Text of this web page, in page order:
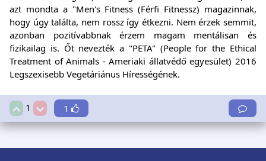
azt mondta a "Men's Fitness (Férfi Fitnessz) magazinnak,
hogy úgy találta, nem rossz így étkezni. Nem érzek semmit,
azonban pozitívabbnak érzem magam mentálisan és
fizikailag is. Őt nevezték a "PETA" (People for the Ethical
Treatment of Animals - Ameriaki állatvédő egyesület) 2016
Legszexisebb Vegetáriánus Hírességének.
1 1